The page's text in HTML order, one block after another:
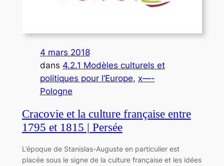
4 mars 2018
dans 4.2.1 Modèles culturels et
politiques pour l’Europe, x—-
Pologne
Cracovie et la culture française entre
1795 et 1815 | Persée
L’époque de Stanislas-Auguste en particulier est
placée sous le signe de la culture française et les idées